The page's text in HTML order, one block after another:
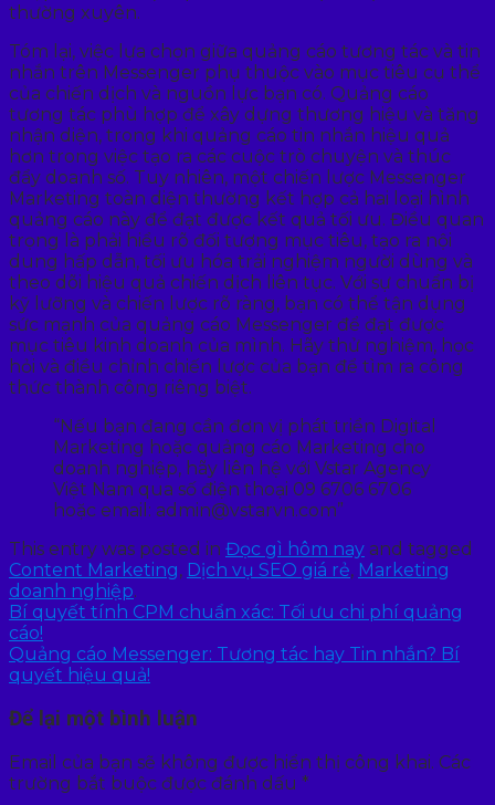
thường xuyên.
Tóm lại, việc lựa chọn giữa quảng cáo tương tác và tin
nhắn trên Messenger phụ thuộc vào mục tiêu cụ thể
của chiến dịch và nguồn lực bạn có. Quảng cáo
tương tác phù hợp để xây dựng thương hiệu và tăng
nhận diện, trong khi quảng cáo tin nhắn hiệu quả
hơn trong việc tạo ra các cuộc trò chuyện và thúc
đẩy doanh số. Tuy nhiên, một chiến lược Messenger
Marketing toàn diện thường kết hợp cả hai loại hình
quảng cáo này để đạt được kết quả tối ưu. Điều quan
trọng là phải hiểu rõ đối tượng mục tiêu, tạo ra nội
dung hấp dẫn, tối ưu hóa trải nghiệm người dùng và
theo dõi hiệu quả chiến dịch liên tục. Với sự chuẩn bị
kỹ lưỡng và chiến lược rõ ràng, bạn có thể tận dụng
sức mạnh của quảng cáo Messenger để đạt được
mục tiêu kinh doanh của mình. Hãy thử nghiệm, học
hỏi và điều chỉnh chiến lược của bạn để tìm ra công
thức thành công riêng biệt.
“Nếu bạn đang cần đơn vị phát triển Digital
Marketing hoặc quảng cáo Marketing cho
doanh nghiệp, hãy liên hệ với Vstar Agency
Việt Nam qua số điện thoại 09 6706 6706
hoặc email: admin@vstarvn.com”
This entry was posted in Đọc gì hôm nay and tagged
Content Marketing, Dịch vụ SEO giá rẻ, Marketing
doanh nghiệp.
Bí quyết tính CPM chuẩn xác: Tối ưu chi phí quảng
cáo!
Quảng cáo Messenger: Tương tác hay Tin nhắn? Bí
quyết hiệu quả!
Để lại một bình luận
Email của bạn sẽ không được hiển thị công khai. Các
trường bắt buộc được đánh dấu *